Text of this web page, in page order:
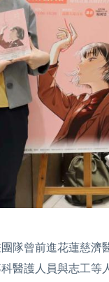
隊曾前進花蓮慈濟
醫護人員與志工等